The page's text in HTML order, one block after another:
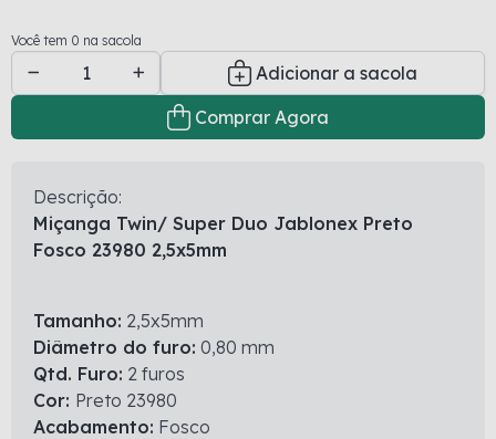
Você tem 0 na sacola
Adicionar a sacola
Comprar Agora
Descrição:
Miçanga Twin/ Super Duo Jablonex Preto
Fosco 23980 2,5x5mm
Tamanho: 2,5x5mm
Diâmetro do furo: 0,80 mm
Qtd. Furo: 2 furos
Cor: Preto 23980
Acabamento: Fosco